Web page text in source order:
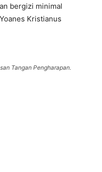
bergizi minimal
Kristianus
Tangan Pengharapan.